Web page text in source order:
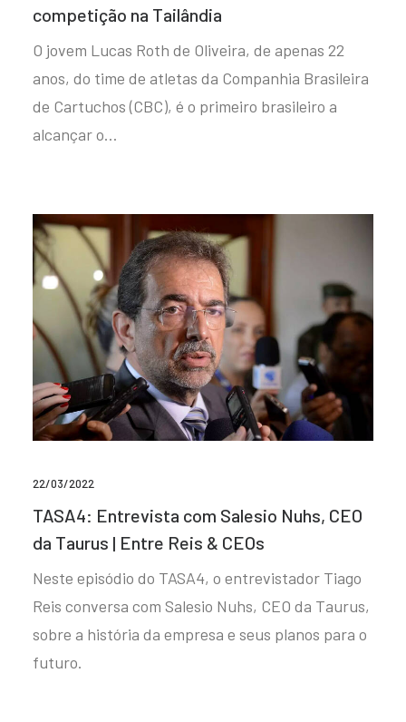
competição na Tailândia
O jovem Lucas Roth de Oliveira, de apenas 22
anos, do time de atletas da Companhia Brasileira
de Cartuchos (CBC), é o primeiro brasileiro a
alcançar o…
22/03/2022
TASA4: Entrevista com Salesio Nuhs, CEO
da Taurus | Entre Reis & CEOs
Neste episódio do TASA4, o entrevistador Tiago
Reis conversa com Salesio Nuhs, CEO da Taurus,
sobre a história da empresa e seus planos para o
futuro.